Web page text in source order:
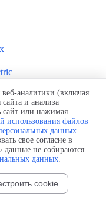
аналитики (включая
и анализа
сайт или нажимая
использования файлов
данных .
свое согласие в
не собираются.
данных.
cookie